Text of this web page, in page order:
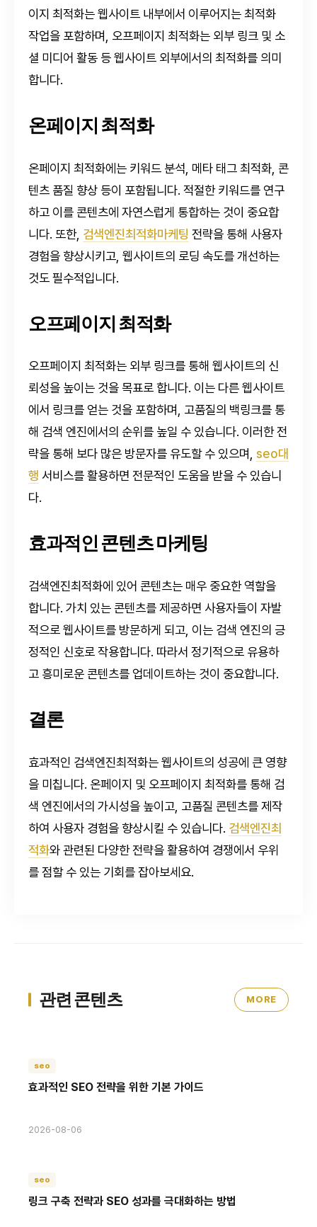
이지 최적화는 웹사이트 내부에서 이루어지는 최적화
작업을 포함하며, 오프페이지 최적화는 외부 링크 및 소
셜 미디어 활동 등 웹사이트 외부에서의 최적화를 의미
합니다.
온페이지 최적화
온페이지 최적화에는 키워드 분석, 메타 태그 최적화, 콘
텐츠 품질 향상 등이 포함됩니다. 적절한 키워드를 연구
하고 이를 콘텐츠에 자연스럽게 통합하는 것이 중요합
니다. 또한, 검색엔진최적화마케팅 전략을 통해 사용자
경험을 향상시키고, 웹사이트의 로딩 속도를 개선하는
것도 필수적입니다.
오프페이지 최적화
오프페이지 최적화는 외부 링크를 통해 웹사이트의 신
뢰성을 높이는 것을 목표로 합니다. 이는 다른 웹사이트
에서 링크를 얻는 것을 포함하며, 고품질의 백링크를 통
해 검색 엔진에서의 순위를 높일 수 있습니다. 이러한 전
략을 통해 보다 많은 방문자를 유도할 수 있으며, seo대
행 서비스를 활용하면 전문적인 도움을 받을 수 있습니
다.
효과적인 콘텐츠 마케팅
검색엔진최적화에 있어 콘텐츠는 매우 중요한 역할을
합니다. 가치 있는 콘텐츠를 제공하면 사용자들이 자발
적으로 웹사이트를 방문하게 되고, 이는 검색 엔진의 긍
정적인 신호로 작용합니다. 따라서 정기적으로 유용하
고 흥미로운 콘텐츠를 업데이트하는 것이 중요합니다.
결론
효과적인 검색엔진최적화는 웹사이트의 성공에 큰 영향
을 미칩니다. 온페이지 및 오프페이지 최적화를 통해 검
색 엔진에서의 가시성을 높이고, 고품질 콘텐츠를 제작
하여 사용자 경험을 향상시킬 수 있습니다. 검색엔진최
적화와 관련된 다양한 전략을 활용하여 경쟁에서 우위
를 점할 수 있는 기회를 잡아보세요.
관련 콘텐츠 MORE
seo
효과적인 SEO 전략을 위한 기본 가이드
2026-08-06
seo
링크 구축 전략과 SEO 성과를 극대화하는 방법